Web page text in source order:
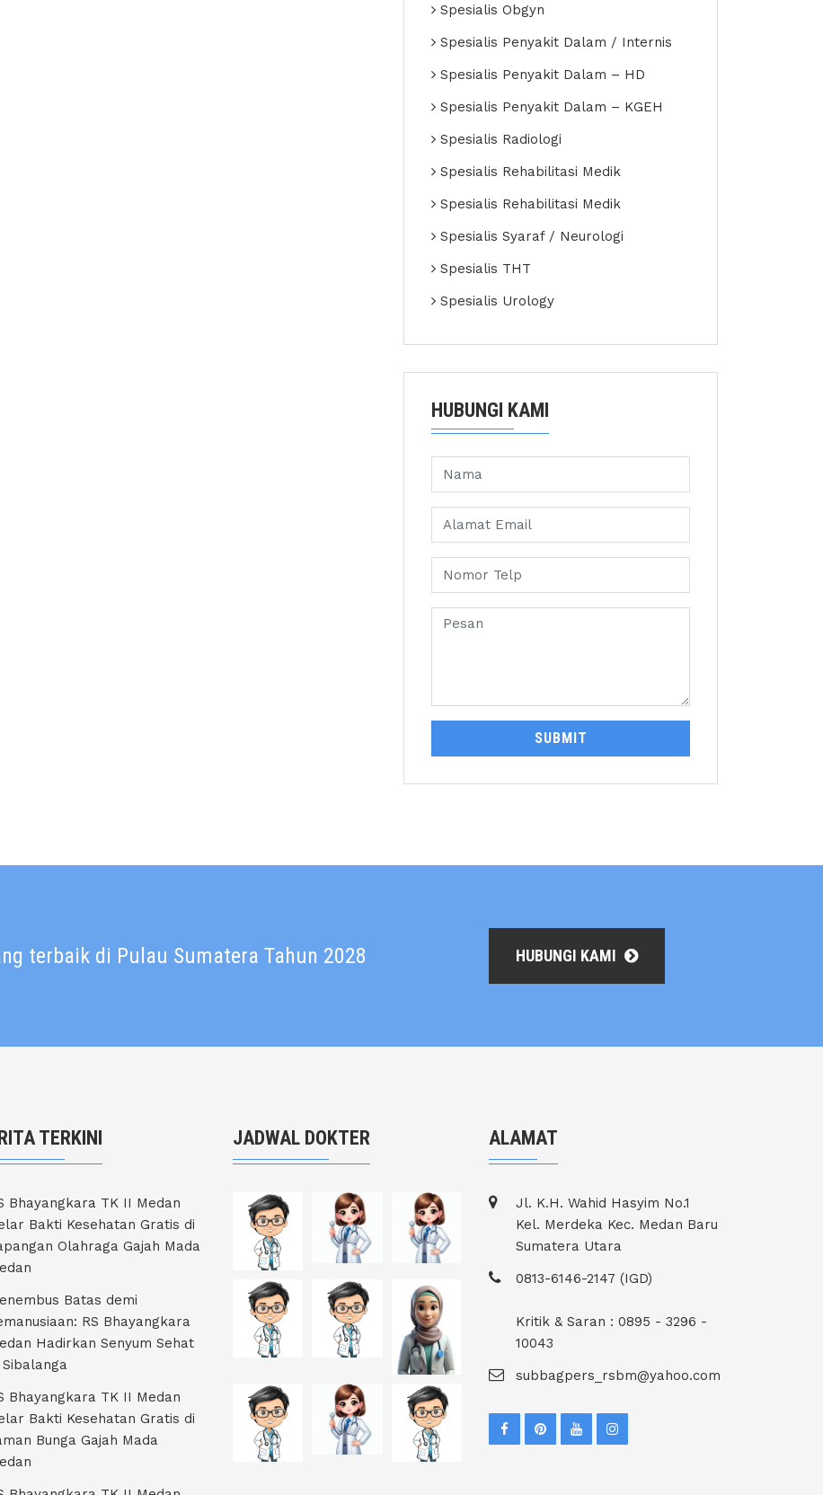
Spesialis Obgyn
Spesialis Penyakit Dalam / Internis
Spesialis Penyakit Dalam – HD
Spesialis Penyakit Dalam – KGEH
Spesialis Radiologi
Spesialis Rehabilitasi Medik
Spesialis Rehabilitasi Medik
Spesialis Syaraf / Neurologi
Spesialis THT
Spesialis Urology
HUBUNGI KAMI
SUBMIT
terbaik di Pulau Sumatera Tahun 2028 HUBUNGI KAMI
TERKINI
Bhayangkara TK II Medan
Bakti Kesehatan Gratis di
Olahraga Gajah Mada
Batas demi
RS Bhayangkara
Hadirkan Senyum Sehat
Bhayangkara TK II Medan
Bakti Kesehatan Gratis di
Bunga Gajah Mada
JADWAL DOKTER ALAMAT
Jl. K.H. Wahid Hasyim No.1
Kel. Merdeka Kec. Medan Baru
Sumatera Utara
0813-6146-2147 (IGD)
Kritik & Saran : 0895 - 3296 -
10043
subbagpers_rsbm@yahoo.com